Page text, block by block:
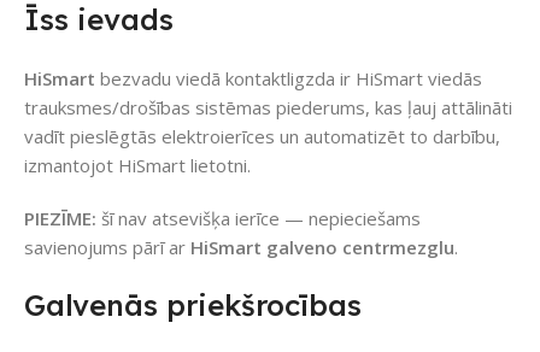
Īss ievads
HiSmart bezvadu viedā kontaktligzda ir HiSmart viedās
trauksmes/drošības sistēmas piederums, kas ļauj attālināti
vadīt pieslēgtās elektroierīces un automatizēt to darbību,
izmantojot HiSmart lietotni.
PIEZĪME: šī nav atsevišķa ierīce — nepieciešams
savienojums pārī ar HiSmart galveno centrmezglu.
Galvenās priekšrocības